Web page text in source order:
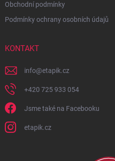
Obchodní podmínky
Podmínky ochrany osobních údajů
KONTAKT
info@etapik.cz
+420 725 933 054
Jsme také na Facebooku
etapik.cz